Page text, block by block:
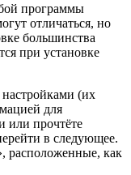
программы
отличаться, но
большинства
при установке
(их
для
или прочтёте
в следующее.
расположенные, как